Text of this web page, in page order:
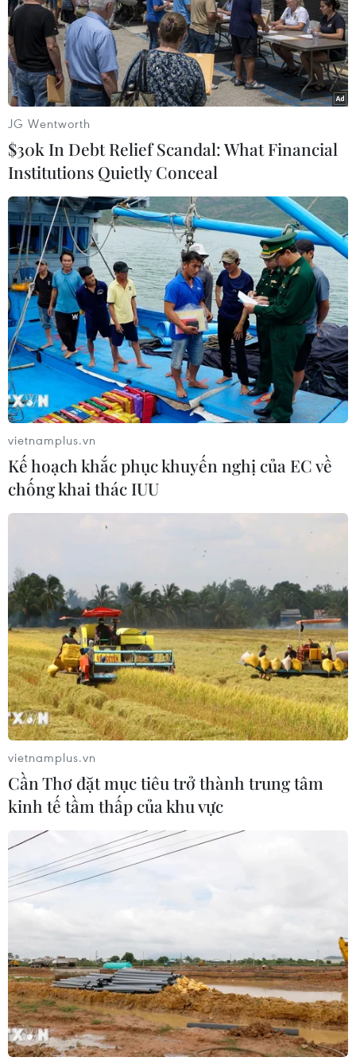
kéo dài nhiều năm
19/06/2017 12:03
Ngoại trưởng UAE nói rằng việc cô lập ngoại giao đối với Qatar có thể "kéo
dài nhiều năm," đồng thời cáo buộc quốc gia vùng Vịnh này "hỗ trợ các phần
tử thánh chiến."
Qatar yêu cầu các nước láng giềng dỡ bỏ phong
tỏa nếu muốn đàm phán
19/06/2017 22:46
Qatar tuyên bố nếu quốc gia này bị các quốc gia láng giềng Arab phong
tỏa thì sẽ không thể diễn ra một cuộc đàm phán nào.
Khủng hoảng vùng Vịnh làm bốc hơi 2 tỷ USD các
hợp đồng kinh tế
20/06/2017 03:19
Cuộc khủng hoảng ngoại giao vùng Vịnh đang khiến các hợp đồng trị giá ​2
tỷ được ký kết giữa Qatar và các quốc gia láng giềng đứng trước nguy cơ
đổ vỡ.
Qatar đang đứng trước nguy cơ bị tổn thất nặng nề
về kinh tế
20/06/2017 07:30
Giới phân tích nhận định việc các nước Vùng Vịnh và một vài quốc gia khác
phong tỏa Qatar cả về ngoại giao và kinh tế có thể sẽ gây những hậu quả
nặng nề đối với nền kinh tế Qatar.
JG Wentworth
$30k In Debt Relief Scandal: What Financial
Institutions Quietly Conceal
vietnamplus.vn
Kế hoạch khắc phục khuyến nghị của EC về
chống khai thác IUU
vietnamplus.vn
Cần Thơ đặt mục tiêu trở thành trung tâm
kinh tế tầm thấp của khu vực